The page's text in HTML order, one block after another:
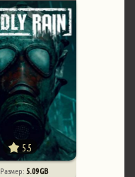
5.5
Размер:5.09 GB